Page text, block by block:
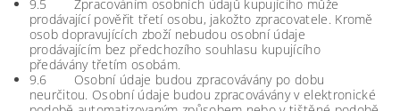
9.5 Zpracováním osobních údajů kupujícího může
prodávající pověřit třetí osobu, jakožto zpracovatele. Kromě
osob dopravujících zboží nebudou osobní údaje
prodávajícím bez předchozího souhlasu kupujícího
předávány třetím osobám.
9.6 Osobní údaje budou zpracovávány po dobu
neurčitou. Osobní údaje budou zpracovávány v elektronické